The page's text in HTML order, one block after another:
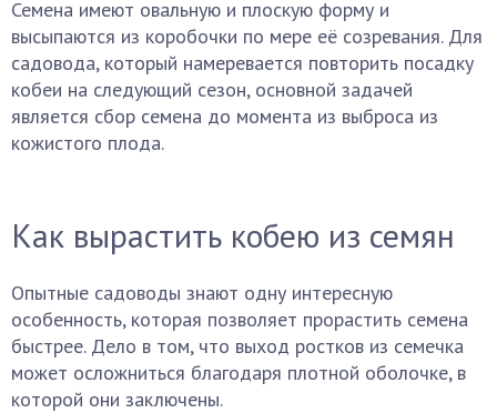
Семена имеют овальную и плоскую форму и
высыпаются из коробочки по мере её созревания. Для
садовода, который намеревается повторить посадку
кобеи на следующий сезон, основной задачей
является сбор семена до момента из выброса из
кожистого плода.
Как вырастить кобею из семян
Опытные садоводы знают одну интересную
особенность, которая позволяет прорастить семена
быстрее. Дело в том, что выход ростков из семечка
может осложниться благодаря плотной оболочке, в
которой они заключены.